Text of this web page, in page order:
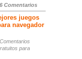
6 Comentarios
juegos
navegador
Comentarios
para